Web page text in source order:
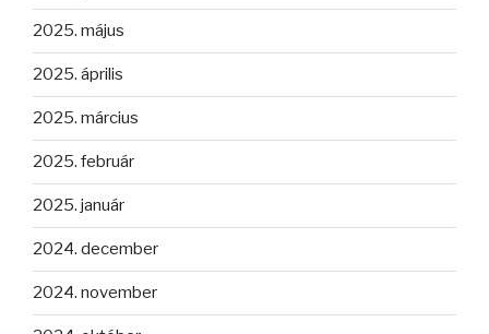
2025. május
2025. április
2025. március
2025. február
2025. január
2024. december
2024. november